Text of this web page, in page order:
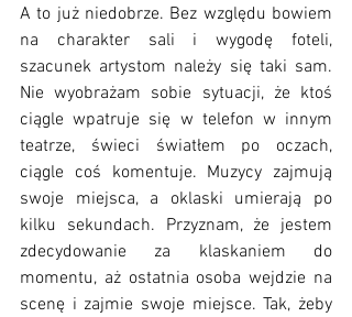
A to już niedobrze. Bez względu bowiem
na charakter sali i wygodę foteli,
szacunek artystom należy się taki sam.
Nie wyobrażam sobie sytuacji, że ktoś
ciągle wpatruje się w telefon w innym
teatrze, świeci światłem po oczach,
ciągle coś komentuje. Muzycy zajmują
swoje miejsca, a oklaski umierają po
kilku sekundach. Przyznam, że jestem
zdecydowanie za klaskaniem do
momentu, aż ostatnia osoba wejdzie na
scenę i zajmie swoje miejsce. Tak, żeby